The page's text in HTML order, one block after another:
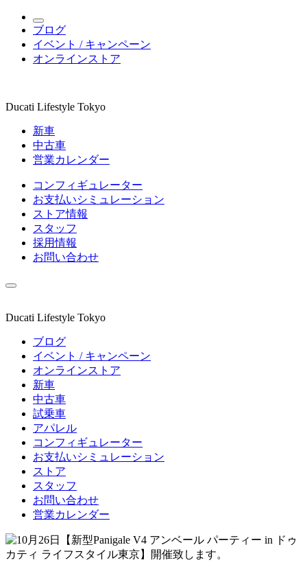
ブログ
イベント / キャンペーン
オンラインストア
Ducati Lifestyle Tokyo
新車
中古車
営業カレンダー
コンフィギュレーター
お支払いシミュレーション
ストア情報
スタッフ
採用情報
お問い合わせ
Ducati Lifestyle Tokyo
ブログ
イベント / キャンペーン
オンラインストア
新車
中古車
試乗車
アパレル
コンフィギュレーター
お支払いシミュレーション
ストア
スタッフ
お問い合わせ
営業カレンダー